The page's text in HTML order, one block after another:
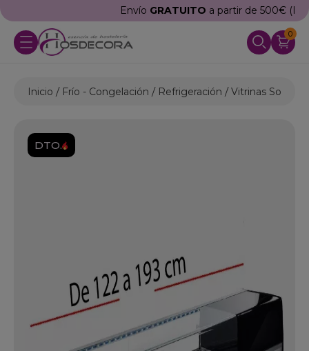
GRATUITOa partir de 500€ (IVA excl.)
0
Inicio Frío - Congelación Refrigeración Vitrinas
DTO.